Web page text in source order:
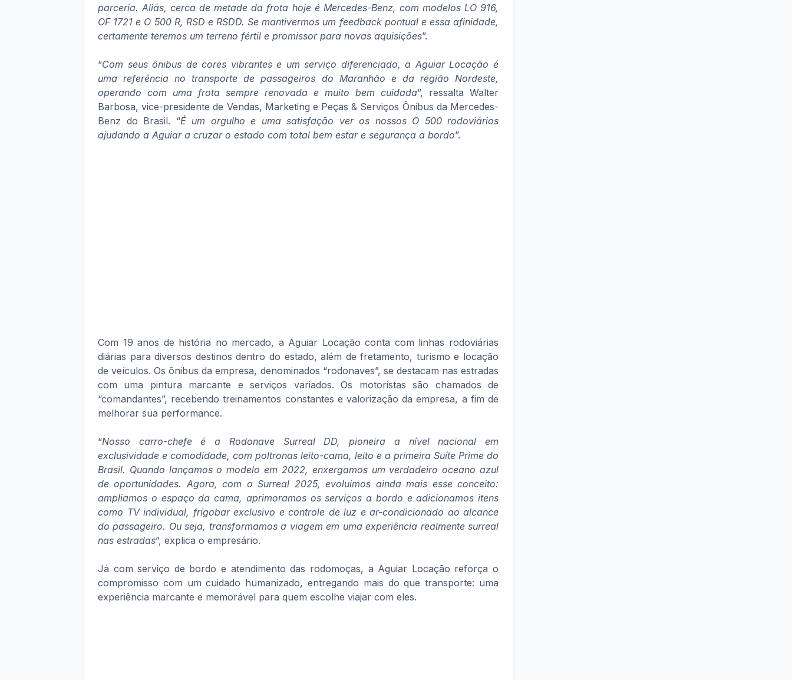
parceria. Aliás, cerca de metade da frota hoje é Mercedes-Benz, com modelos LO 916,
OF 1721 e O 500 R, RSD e RSDD. Se mantivermos um feedback pontual e essa afinidade,
certamente teremos um terreno fértil e promissor para novas aquisições”.
“Com seus ônibus de cores vibrantes e um serviço diferenciado, a Aguiar Locação é
uma referência no transporte de passageiros do Maranhão e da região Nordeste,
operando com uma frota sempre renovada e muito bem cuidada”, ressalta Walter
Barbosa, vice-presidente de Vendas, Marketing e Peças & Serviços Ônibus da Mercedes-
Benz do Brasil. “É um orgulho e uma satisfação ver os nossos O 500 rodoviários
ajudando a Aguiar a cruzar o estado com total bem estar e segurança a bordo”.
Com 19 anos de história no mercado, a Aguiar Locação conta com linhas rodoviárias
diárias para diversos destinos dentro do estado, além de fretamento, turismo e locação
de veículos. Os ônibus da empresa, denominados “rodonaves”, se destacam nas estradas
com uma pintura marcante e serviços variados. Os motoristas são chamados de
“comandantes”, recebendo treinamentos constantes e valorização da empresa, a fim de
melhorar sua performance.
“Nosso carro-chefe é a Rodonave Surreal DD, pioneira a nível nacional em
exclusividade e comodidade, com poltronas leito-cama, leito e a primeira Suíte Prime do
Brasil. Quando lançamos o modelo em 2022, enxergamos um verdadeiro oceano azul
de oportunidades. Agora, com o Surreal 2025, evoluímos ainda mais esse conceito:
ampliamos o espaço da cama, aprimoramos os serviços a bordo e adicionamos itens
como TV individual, frigobar exclusivo e controle de luz e ar-condicionado ao alcance
do passageiro. Ou seja, transformamos a viagem em uma experiência realmente surreal
nas estradas”, explica o empresário.
Já com serviço de bordo e atendimento das rodomoças, a Aguiar Locação reforça o
compromisso com um cuidado humanizado, entregando mais do que transporte: uma
experiência marcante e memorável para quem escolhe viajar com eles.